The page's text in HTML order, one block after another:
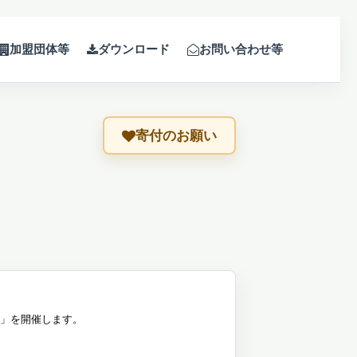
加盟団体等 ダウンロード お問い合わせ等
寄付のお願い
を開催します。